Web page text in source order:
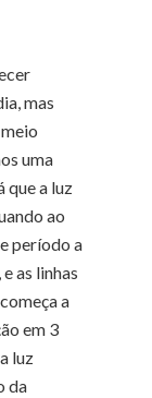
mas
uma
que a luz
ao
período a
as linhas
a
em 3
luz
da